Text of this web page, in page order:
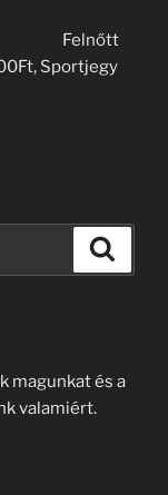
Felnőtt
Sportjegy
magunkat és a
valamiért.